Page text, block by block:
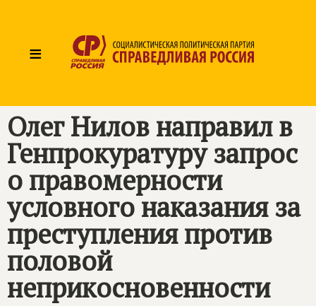
≡
Олег Нилов направил в
Генпрокуратуру запрос
о правомерности
условного наказания за
преступления против
половой
неприкосновенности